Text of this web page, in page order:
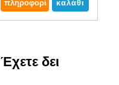
Έχετε δει